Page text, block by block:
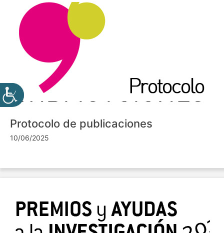
Protocolo de publicaciones
10/06/2025